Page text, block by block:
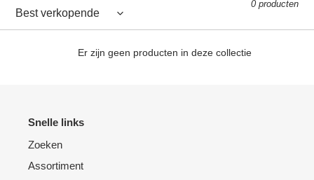
i
e
0 producten
Er zijn geen producten in deze collectie
Snelle links
Zoeken
Assortiment